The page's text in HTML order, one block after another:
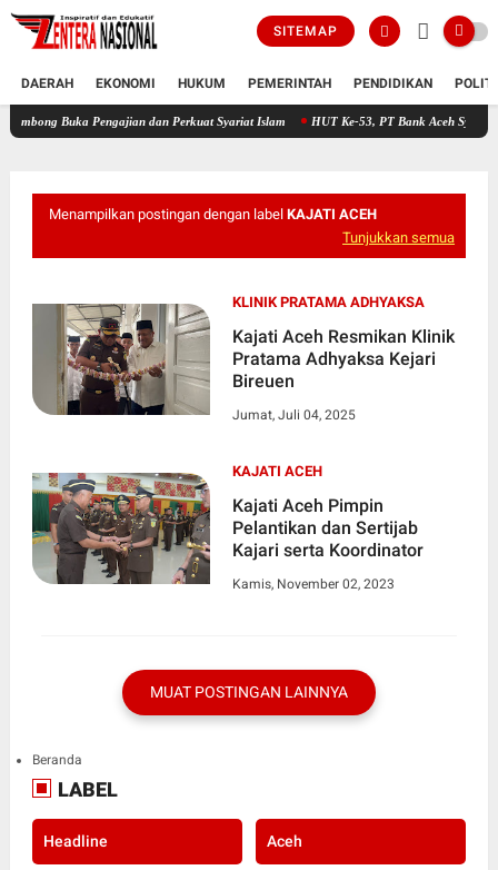
SITEMAP
DAERAH EKONOMI HUKUM PEMERINTAH PENDIDIKAN
Pengajian dan Perkuat Syariat Islam HUT Ke-53, PT Bank Aceh Syariah KC Bireuen
Menampilkan postingan dengan label KAJATI ACEH
Tunjukkan semua
KLINIK PRATAMA ADHYAKSA
Kajati Aceh Resmikan Klinik
Pratama Adhyaksa Kejari
Bireuen
Jumat, Juli 04, 2025
KAJATI ACEH
Kajati Aceh Pimpin
Pelantikan dan Sertijab
Kajari serta Koordinator
Kamis, November 02, 2023
MUAT POSTINGAN LAINNYA
Beranda
LABEL
Headline Aceh